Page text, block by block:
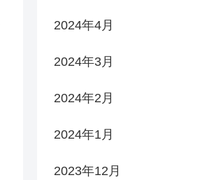
2024年4月
2024年3月
2024年2月
2024年1月
2023年12月